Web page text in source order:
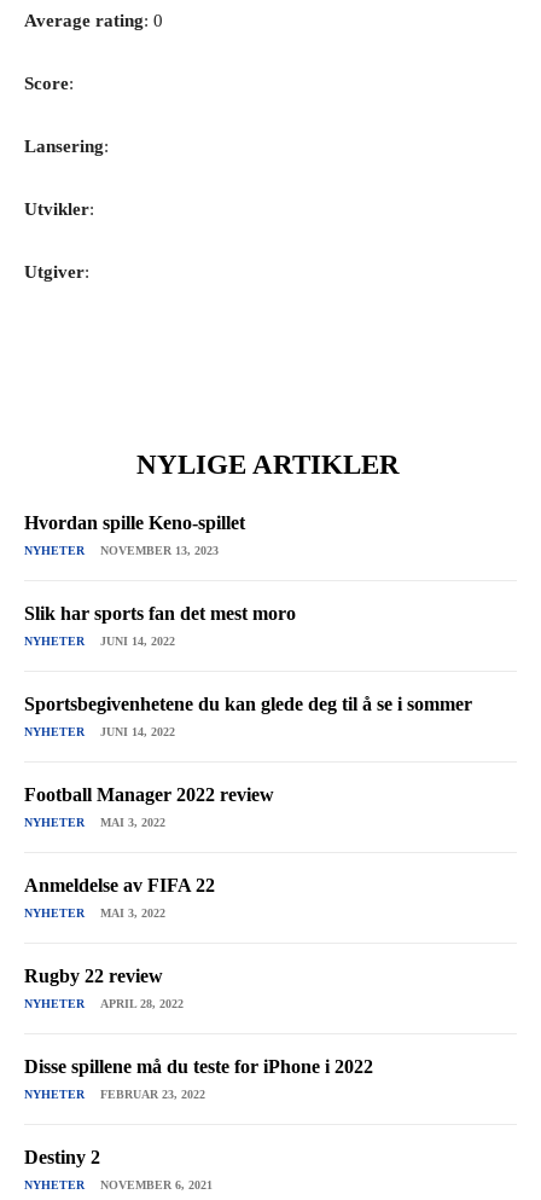
Average rating: 0
Score:
Lansering:
Utvikler:
Utgiver:
NYLIGE ARTIKLER
Hvordan spille Keno-spillet
NYHETER NOVEMBER 13, 2023
Slik har sports fan det mest moro
NYHETER JUNI 14, 2022
Sportsbegivenhetene du kan glede deg til å se i sommer
NYHETER JUNI 14, 2022
Football Manager 2022 review
NYHETER MAI 3, 2022
Anmeldelse av FIFA 22
NYHETER MAI 3, 2022
Rugby 22 review
NYHETER APRIL 28, 2022
Disse spillene må du teste for iPhone i 2022
NYHETER FEBRUAR 23, 2022
Destiny 2
NYHETER NOVEMBER 6, 2021